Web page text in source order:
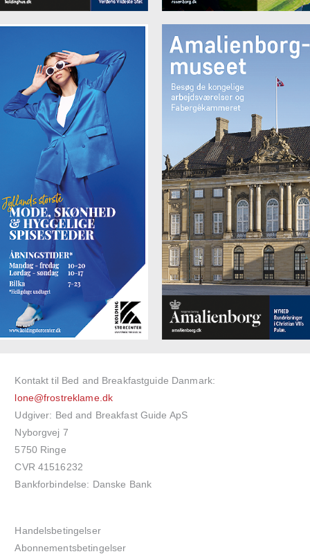
Kontakt til Bed and Breakfastguide Danmark:
lone@frostreklame.dk
Udgiver: Bed and Breakfast Guide ApS
Nyborgvej 7
5750 Ringe
CVR 41516232
Bankforbindelse: Danske Bank
Handelsbetingelser
Abonnementsbetingelser